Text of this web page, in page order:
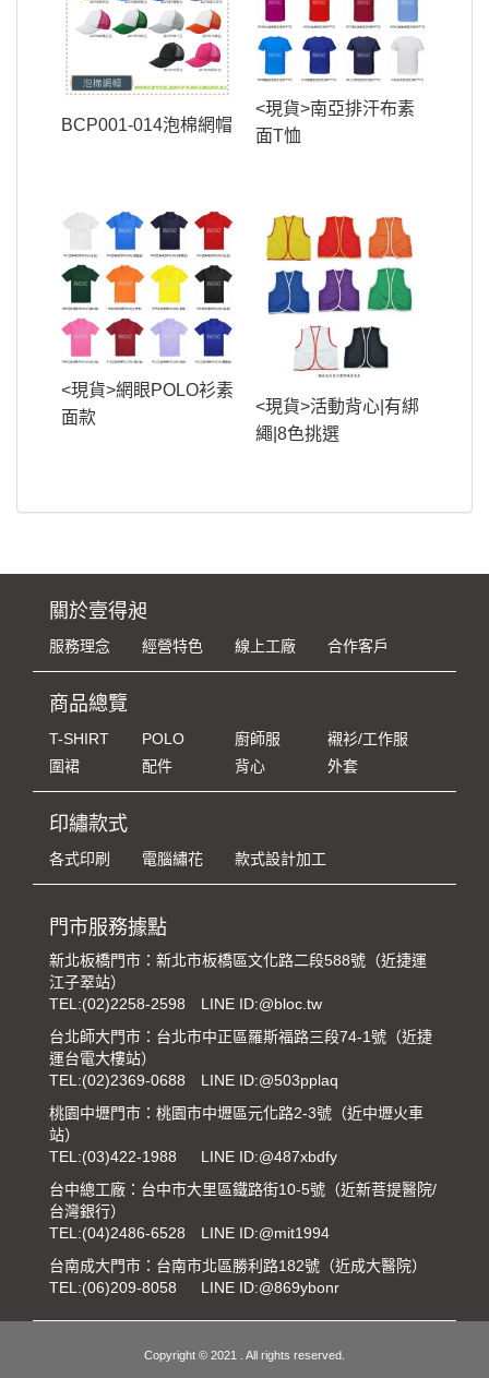
BCP001-014泡棉網帽
<現貨>南亞排汗布素
面T恤
<現貨>網眼POLO衫素
面款
<現貨>活動背心|有綁
繩|8色挑選
關於壹得昶
服務理念 經營特色 線上工廠 合作客戶
商品總覽
T-SHIRT POLO 廚師服
襯衫/工作服
圍裙
配件 背心 外套
印繡款式
各式印刷 電腦繡花 款式設計加工
門市服務據點
新北板橋門市：新北市板橋區文化路二段588號（近捷運
江子翠站）
TEL:(02)2258-2598
LINE ID:@bloc.tw
台北師大門市：台北市中正區羅斯福路三段74-1號（近捷
運台電大樓站）
TEL:(02)2369-0688
LINE ID:@503pplaq
桃園中壢門市：桃園市中壢區元化路2-3號（近中壢火車
站）
TEL:(03)422-1988
LINE ID:@487xbdfy
台中總工廠：台中市大里區鐵路街10-5號（近新菩提醫院/
台灣銀行）
TEL:(04)2486-6528
LINE ID:@mit1994
台南成大門市：台南市北區勝利路182號（近成大醫院）
TEL:(06)209-8058 LINE ID:@869ybonr
Copyright © 2021 . All rights reserved.